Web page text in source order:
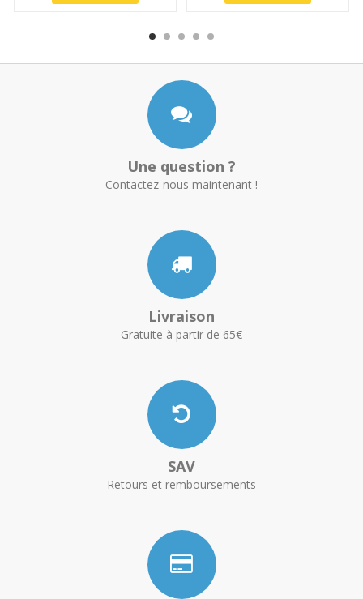
Une question ?
Contactez-nous maintenant !
Livraison
Gratuite à partir de 65€
SAV
Retours et remboursements